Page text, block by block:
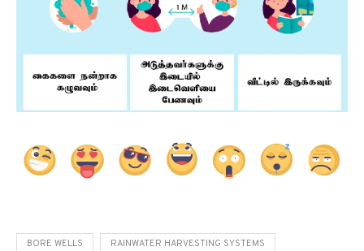
BORE WELLS RAINWATER HARVESTING SYSTEMS